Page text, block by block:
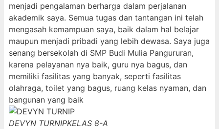
menjadi pengalaman berharga dalam perjalanan
akademik saya. Semua tugas dan tantangan ini telah
mengasah kemampuan saya, baik dalam hal belajar
maupun menjadi pribadi yang lebih dewasa. Saya juga
senang bersekolah di SMP Budi Mulia Pangururan,
karena pelayanan nya baik, guru nya bagus, dan
memiliki fasilitas yang banyak, seperti fasilitas
olahraga, toilet yang bagus, ruang kelas nyaman, dan
bangunan yang baik
DEVYN TURNIPKELAS 8-A